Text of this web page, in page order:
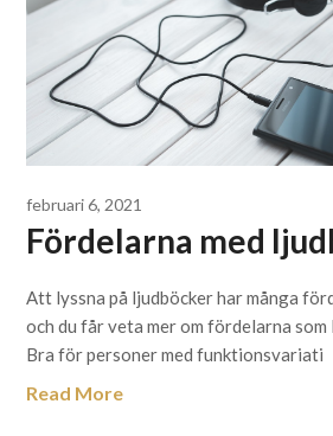
februari 6, 2021
Fördelarna med
Att lyssna på ljudböcker har många
och du får veta mer om fördelarna som
Bra för personer med funktionsvariati
Read More